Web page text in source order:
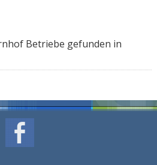
Betriebe gefunden in